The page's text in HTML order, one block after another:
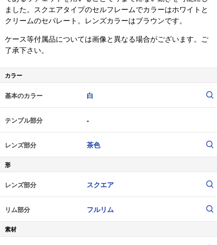
ました。スクエアタイプのセルフレームでカラーはホワイトと
クリームのセパレート。レンズカラーはブラウンです。
ケース等付属品については画像と異なる場合がございます。ご
了承下さい。
カラー
基本のカラー 白
テンプル部分 -
レンズ部分 茶色
形
レンズ部分 スクエア
リム部分 フルリム
素材